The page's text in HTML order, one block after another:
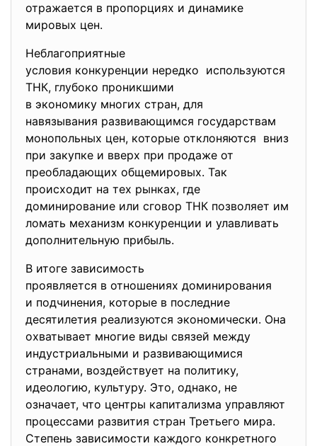
отражается в пропорциях и динамике
мировых цен.
Неблагоприятные
условия конкуренции нередко используются
ТНК, глубоко проникшими
в экономику многих стран, для
навязывания развивающимся государствам
монопольных цен, которые отклоняются вниз
при закупке и вверх при продаже от
преобладающих общемировых. Так
происходит на тех рынках, где
доминирование или сговор ТНК позволяет им
ломать механизм конкуренции и улавливать
дополнительную прибыль.
В итоге зависимость
проявляется в отношениях доминирования
и подчинения, которые в последние
десятилетия реализуются экономически. Она
охватывает многие виды связей между
индустриальными и развивающимися
странами, воздействует на политику,
идеологию, культуру. Это, однако, не
означает, что центры капитализма управляют
процессами развития стран Третьего мира.
Степень зависимости каждого конкретного